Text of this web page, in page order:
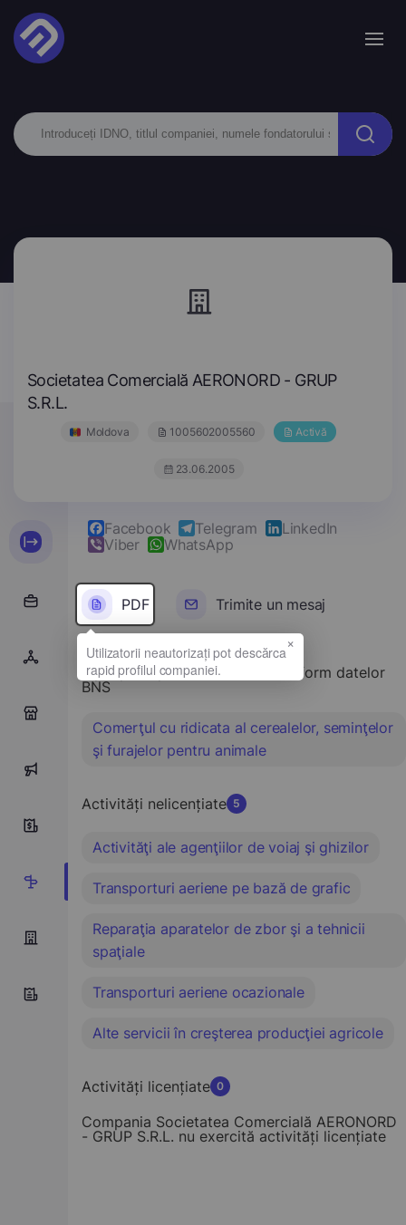
Societatea Comercială AERONORD - GRUP
S.R.L.
Moldova 1005602005560 Activă
23.06.2005
5
Facebook Telegram
LinkedIn
Viber
WhatsApp
PDF Trimite un mesaj
Tipul principal de activitate conform datelor
BNS
Comerţul cu ridicata al cerealelor, seminţelor
şi furajelor pentru animale
Activități nelicențiate 5
Activităţi ale agenţiilor de voiaj şi ghizilor
Transporturi aeriene pe bază de grafic
Reparaţia aparatelor de zbor şi a tehnicii
spaţiale
Transporturi aeriene ocazionale
Alte servicii în creşterea producţiei agricole
Activități licențiate 0
Compania Societatea Comercială AERONORD
- GRUP S.R.L. nu exercită activități licențiate
×